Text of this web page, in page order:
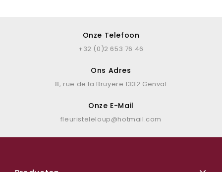
Onze Telefoon
+32 (0)2 653 76 46
Ons Adres
8, rue de la Bruyere 1332 Genval
Onze E-Mail
fleuristeleloup@hotmail.com